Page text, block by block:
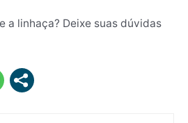
a linhaça? Deixe suas dúvidas